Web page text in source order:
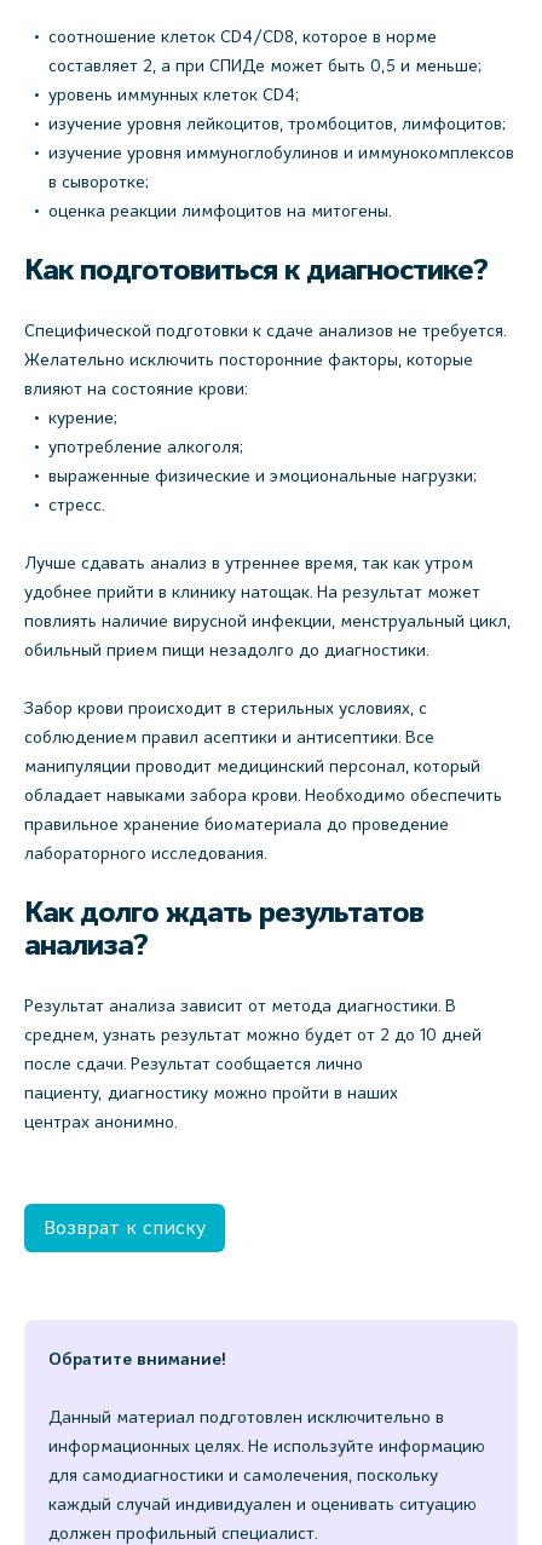
соотношение клеток CD4/CD8, которое в норме
составляет 2, а при СПИДе может быть 0,5 и меньше;
уровень иммунных клеток CD4;
изучение уровня лейкоцитов, тромбоцитов, лимфоцитов;
изучение уровня иммуноглобулинов и иммунокомплексов
в сыворотке;
оценка реакции лимфоцитов на митогены.
Как подготовиться к диагностике?
Специфической подготовки к сдаче анализов не требуется.
Желательно исключить посторонние факторы, которые
влияют на состояние крови:
курение;
употребление алкоголя;
выраженные физические и эмоциональные нагрузки;
стресс.
Лучше сдавать анализ в утреннее время, так как утром
удобнее прийти в клинику натощак. На результат может
повлиять наличие вирусной инфекции, менструальный цикл,
обильный прием пищи незадолго до диагностики.
Забор крови происходит в стерильных условиях, с
соблюдением правил асептики и антисептики. Все
манипуляции проводит медицинский персонал, который
обладает навыками забора крови. Необходимо обеспечить
правильное хранение биоматериала до проведение
лабораторного исследования.
Как долго ждать результатов
анализа?
Результат анализа зависит от метода диагностики. В
среднем, узнать результат можно будет от 2 до 10 дней
после сдачи. Результат сообщается лично
пациенту, диагностику можно пройти в наших
центрах анонимно.
Возврат к списку
Обратите внимание!
Данный материал подготовлен исключительно в
информационных целях. Не используйте информацию
для самодиагностики и самолечения, поскольку
каждый случай индивидуален и оценивать ситуацию
должен профильный специалист.